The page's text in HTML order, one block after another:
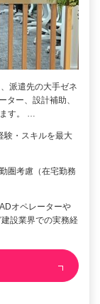
派遣先の大手ゼネ
ター、設計補助、
す。 …
験・スキルを最大
圏考慮（在宅勤務
オペレーターや
設業界での実務経